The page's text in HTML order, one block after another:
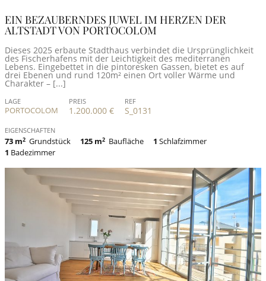
EIN BEZAUBERNDES JUWEL IM HERZEN DER
ALTSTADT VON PORTOCOLOM
Dieses 2025 erbaute Stadthaus verbindet die Ursprünglichkeit
des Fischerhafens mit der Leichtigkeit des mediterranen
Lebens. Eingebettet in die pintoresken Gassen, bietet es auf
drei Ebenen und rund 120m² einen Ort voller Wärme und
Charakter – [...]
LAGE
PORTOCOLOM
PREIS
1.200.000 €
REF
S_0131
EIGENSCHAFTEN
73 m2 Grundstück 125 m2 Baufläche 1 Schlafzimmer
1 Badezimmer